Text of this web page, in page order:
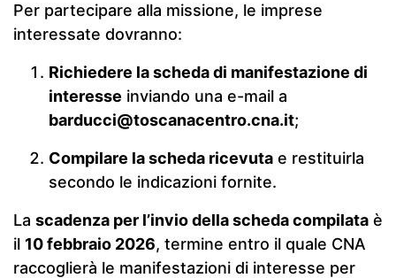
Per partecipare alla missione, le imprese
interessate dovranno:
Richiedere la scheda di manifestazione di
interesse inviando una e-mail a
barducci@toscanacentro.cna.it;
Compilare la scheda ricevuta e restituirla
secondo le indicazioni fornite.
La scadenza per l’invio della scheda compilata è
il 10 febbraio 2026, termine entro il quale CNA
raccoglierà le manifestazioni di interesse per